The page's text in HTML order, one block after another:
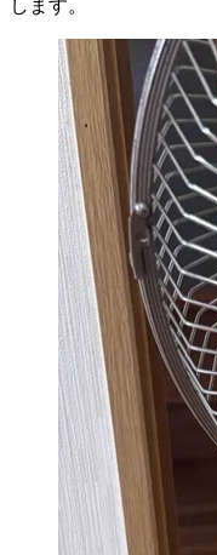
します。